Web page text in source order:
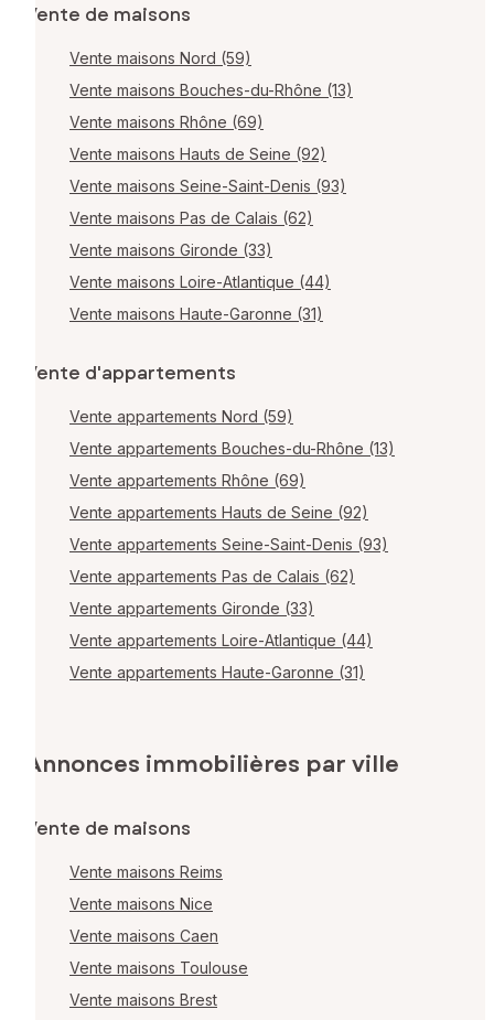
Vente de maisons
Vente maisons Nord (59)
Vente maisons Bouches-du-Rhône (13)
Vente maisons Rhône (69)
Vente maisons Hauts de Seine (92)
Vente maisons Seine-Saint-Denis (93)
Vente maisons Pas de Calais (62)
Vente maisons Gironde (33)
Vente maisons Loire-Atlantique (44)
Vente maisons Haute-Garonne (31)
Vente d'appartements
Vente appartements Nord (59)
Vente appartements Bouches-du-Rhône (13)
Vente appartements Rhône (69)
Vente appartements Hauts de Seine (92)
Vente appartements Seine-Saint-Denis (93)
Vente appartements Pas de Calais (62)
Vente appartements Gironde (33)
Vente appartements Loire-Atlantique (44)
Vente appartements Haute-Garonne (31)
Annonces immobilières par ville
Vente de maisons
Vente maisons Reims
Vente maisons Nice
Vente maisons Caen
Vente maisons Toulouse
Vente maisons Brest